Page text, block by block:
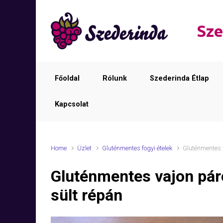
Főoldal Rólunk Szederinda Étlap
Kapcsolat
Home Üzlet Gluténmentes fogyi ételek
Gluténmentes vajon
sült répán